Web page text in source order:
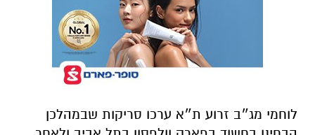
לוחמי מג״ב זרוע ת״א ערכו סריקות שבמהלכן